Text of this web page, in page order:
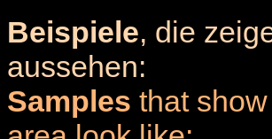
Beispiele, die
aussehen:
Samples that